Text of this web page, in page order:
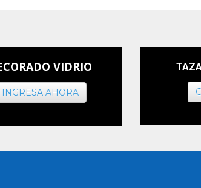
VIDRIO
INGRESA AHORA